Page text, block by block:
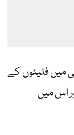
میں فلیٹوں کے
اس میں